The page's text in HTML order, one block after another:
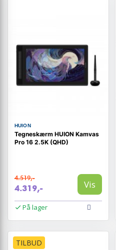
HUION
Tegneskærm HUION Kamvas
Pro 16 2.5K (QHD)
4.519,-
4.319,- Vis
På lager
TILBUD